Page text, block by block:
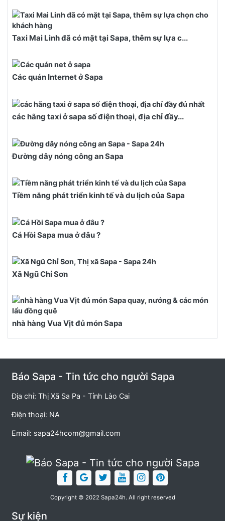
Taxi Mai Linh đã có mặt tại Sapa, thêm sự lựa c...
Các quán Internet ở Sapa
các hãng taxi ở sapa số điện thoại, địa chỉ đầy...
Đường dây nóng công an Sapa
Tiềm năng phát triển kinh tế và du lịch của Sapa
Cá Hồi Sapa mua ở đâu ?
Xã Ngũ Chỉ Sơn
nhà hàng Vua Vịt đủ món Sapa
Báo Sapa - Tin tức cho người Sapa
Địa chỉ: Thị Xã Sa Pa - Tỉnh Lào Cai
Điện thoại: NA
Email: sapa24hcom@gmail.com
Copyright © 2022 Sapa24h. All right reserved
Sự kiện